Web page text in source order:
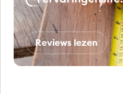
Reviews lezen